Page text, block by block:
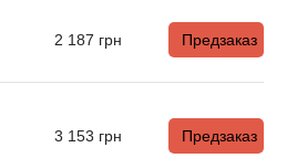
2 187 грн Предзаказ
3 153 грн Предзаказ